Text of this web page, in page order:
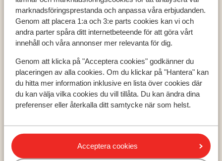
marknadsföringsprestanda och anpassa våra erbjudanden.
Genom att placera 1:a och 3:e parts cookies kan vi och
andra parter spåra ditt internetbeteende för att göra vårt
innehåll och våra annonser mer relevanta för dig.
Genom att klicka på "Acceptera cookies" godkänner du
placeringen av alla cookies. Om du klickar på "Hantera" kan
du hitta mer information inklusive en lista över cookies där
du kan välja vilka cookies du vill tillåta. Du kan ändra dina
preferenser eller återkalla ditt samtycke när som helst.
Acceptera cookies
Populära destinationer
Ski Amadé
Zell am See - Kaprun
Populära skidområden
Zell am See - Kaprun